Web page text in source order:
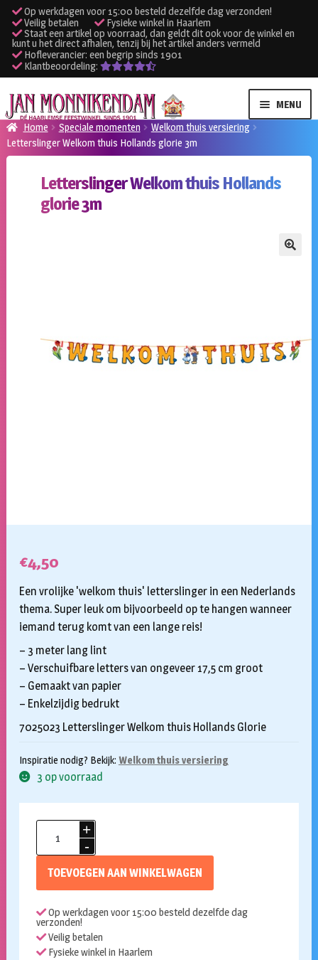
Op werkdagen voor 15:00 besteld dezelfde dag verzonden!
Veilig betalen
Fysieke winkel in Haarlem
Staat een artikel op voorraad, dan geldt dit ook voor de winkel en
kunt u het direct afhalen, tenzij bij het artikel anders vermeld
Hofleverancier: een begrip sinds 1901
Klantbeoordeling:
Ga
door
naar
navigatie
Ga
naar
de
inhoud
MENU
Verhuur kleding
Verhuur apparatuur
Home Speciale momenten
Welkom thuis versiering
Letterslinger Welkom thuis Hollands glorie 3m
Letterslinger Welkom thuis Hollands
glorie 3m
€4,50
Een vrolijke 'welkom thuis' letterslinger in een Nederlands
thema. Super leuk om bijvoorbeeld op te hangen wanneer
iemand terug komt van een lange reis!
– 3 meter lang lint
– Verschuifbare letters van ongeveer 17,5 cm groot
– Gemaakt van papier
– Enkelzijdig bedrukt
7025023 Letterslinger Welkom thuis Hollands Glorie
Inspiratie nodig? Bekijk: Welkom thuis versiering
3 op voorraad
Letterslinger
Welkom
3m
aantal
TOEVOEGEN AAN WINKELWAGEN
Op werkdagen voor 15:00 besteld dezelfde dag
verzonden!
Veilig betalen
Fysieke winkel in Haarlem